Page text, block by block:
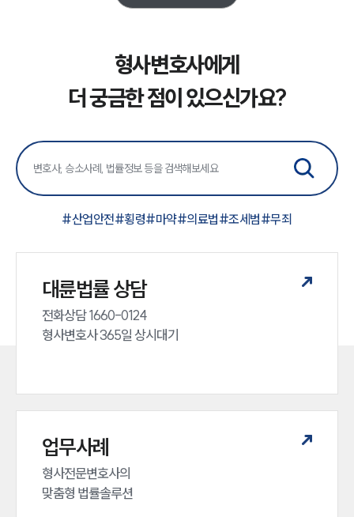
그룹소개
대륜의 강점
오시는 길
글로벌 파트너 로펌
고객의 소리
AI대륜
형사 주요 업무사례
형사변호사에게
더 궁금한 점이 있으신가요?
#산업안전#횡령#마약#의료법#조세범#무죄
대륜법률 상담
전화상담 1660-0124
형사변호사 365일 상시대기
업무사례
형사전문변호사의
맞춤형 법률솔루션